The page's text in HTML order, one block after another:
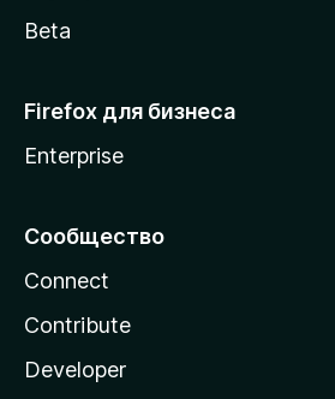
Beta
Firefox для бизнеса
Enterprise
Сообщество
Connect
Contribute
Developer